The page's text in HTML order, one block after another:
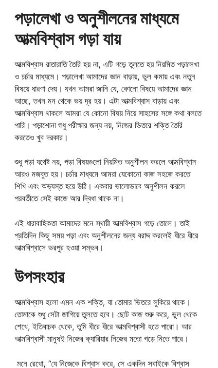
পড়ালেখা ও অনুশীলনের মাধ্যমে
আত্মবিশ্বাস গড়া যায়
আত্মবিশ্বাস রাতারাতি তৈরি হয় না, এটি গড়ে তুলতে হয় নিয়মিত পড়ালেখা
ও চর্চার মাধ্যমে। পড়ালেখা আমাদের জ্ঞান বাড়ায়, ভুল কমায় এবং নতুন
বিষয়ে ধারণা দেয়। যখন আমরা জানি যে, কোনো বিষয়ে আমাদের জ্ঞান
আছে, তখন মন থেকে ভয় দূর হয়। এটা আত্মবিশ্বাস বাড়ায় এবং
আত্মবিশ্বাস থাকলে আমরা যে কোনো বিষয় নিয়ে সাহসের সঙ্গে কথা বলতে
পারি। পড়াশোনা শুধু পরীক্ষার জন্য নয়, নিজের ভিতরে শক্তি তৈরি
করতেও খুব দরকার।
শুধু পড়া যথেষ্ট নয়, পড়া বিষয়গুলো নিয়মিত অনুশীলন করলে আত্মবিশ্বাস
আরও মজবুত হয়। চর্চার মাধ্যমে আমরা যেকোনো কাজ সহজে করতে
শিখি এবং অভ্যস্ত হয়ে উঠি। একবার ভালোভাবে অনুশীলন করলে
পরবর্তীতে সেই কাজে আর দ্বিধা থাকে না।
এই ধারাবাহিকতা আমাদের মনে স্থায়ী আত্মবিশ্বাস গড়ে তোলে। তাই
প্রতিদিন কিছু সময় পড়া এবং অনুশীলনের জন্য বরাদ্দ করলেই ধীরে ধীরে
আত্মবিশ্বাসে ভরপুর হওয়া সম্ভব।
উপসংহার
আত্মবিশ্বাস হলো এমন এক শক্তি, যা তোমার ভিতরে লুকিয়ে থাকে।
তোমাকে শুধু সেটা জাগিয়ে তুলতে হবে। ছোট কাজ শুরু করে, ভুল থেকে
শেখে, ইতিবাচক থেকে, তুমি ধীরে ধীরে আত্মবিশ্বাসী হতে পারো। আর
আত্মবিশ্বাসী মানুষই নিজের ক্যারিয়ার নিজের মতো গড়ে নিতে পারে।
মনে রেখো, “যে নিজেকে বিশ্বাস করে, সে একদিন সবাইকে বিশ্বাস